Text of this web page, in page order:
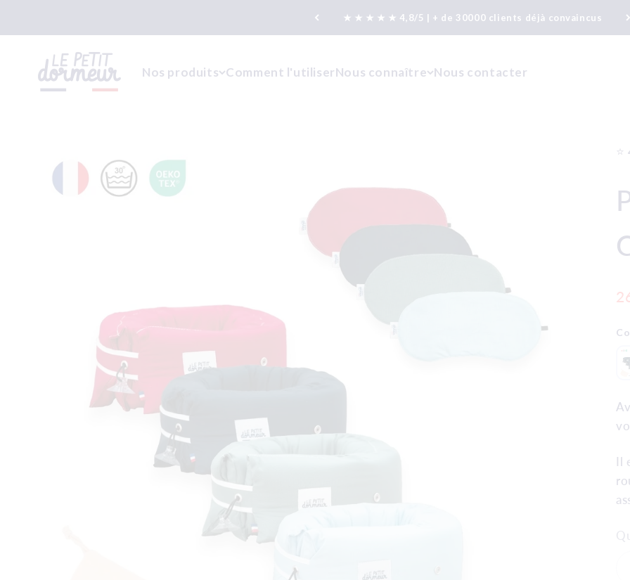
★ ★ ★ ★ ★ 4,8/5 | + de 30000 clients déjà convaincus
Nos produits Comment l'utiliserNous connaître Nous contacter
Le Petit Dormeur
⭐️
Il